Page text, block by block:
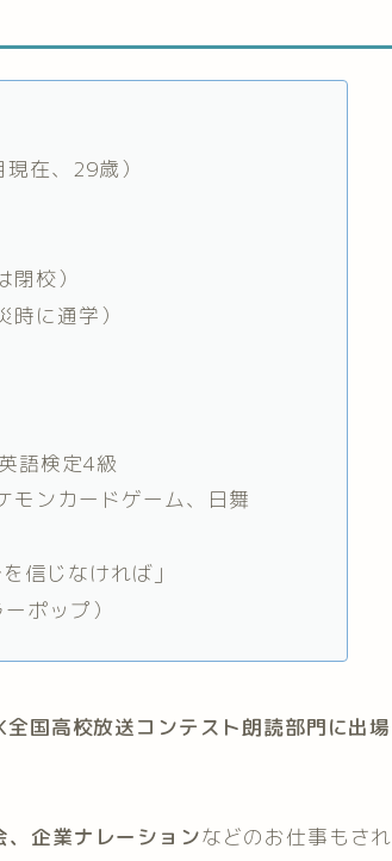
在、29歳）
校）
に通学）
語検定4級
モンカードゲーム、日舞
信じなければ」
ポップ）
全国高校放送コンテスト朗読部門に出場
、企業ナレーションなどのお仕事もされ